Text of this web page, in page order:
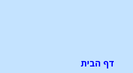
דף הבית